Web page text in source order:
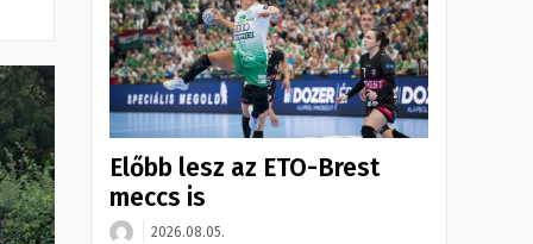
Előbb lesz az ETO-Brest
meccs is
2026.08.05.